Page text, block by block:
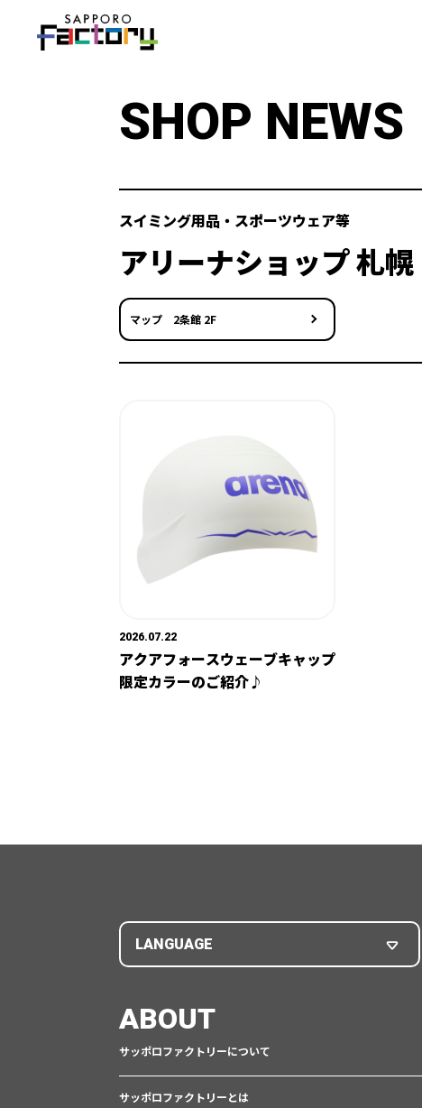
SHOP NEWS
スイミング用品・スポーツウェア等
アリーナショップ 札幌
マップ 2条館 2F
2026.07.22
アクアフォースウェーブキャップ
限定カラーのご紹介♪
LANGUAGE
ABOUT
サッポロファクトリーについて
サッポロファクトリーとは